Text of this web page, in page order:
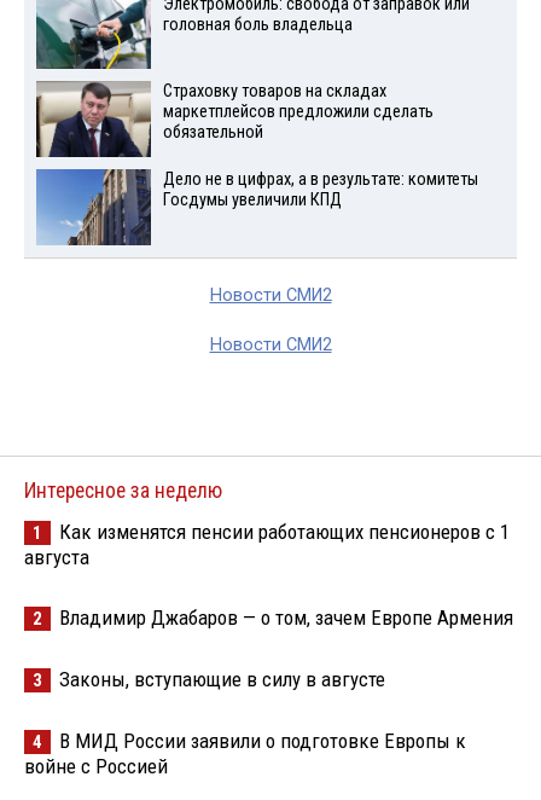
головная боль владельца
Страховку товаров на складах
маркетплейсов предложили сделать
обязательной
Дело не в цифрах, а в результате: комитеты
Госдумы увеличили КПД
Новости СМИ2
Новости СМИ2
Интересное за неделю
1
Как изменятся пенсии работающих пенсионеров с 1
августа
2 Владимир Джабаров — о том, зачем Европе Армения
3 Законы, вступающие в силу в августе
4
В МИД России заявили о подготовке Европы к
войне с Россией